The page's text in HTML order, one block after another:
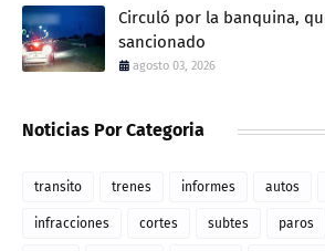
Circuló por la banquina,
sancionado
agosto 03, 2026
Noticias Por Categoria
transito trenes informes autos
infracciones cortes subtes paros